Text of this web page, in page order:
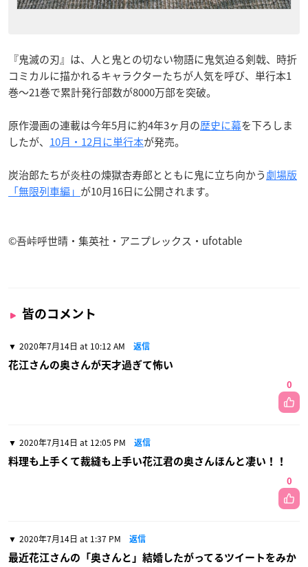
『鬼滅の刃』は、人と鬼との切ない物語に鬼気迫る剣戟、時折
コミカルに描かれるキャラクターたちが人気を呼び、単行本1
巻～21巻で累計発行部数が8000万部を突破。
原作漫画の連載は今年5月に約4年3ヶ月の歴史に幕を下ろしま
したが、 10月・12月に単行本が発売。
炭治郎たちが炎柱の煉獄杏寿郎とともに鬼に立ち向かう劇場版
「無限列車編」 が10月16日に公開されます。
©吾峠呼世晴・集英社・アニプレックス・ufotable
皆のコメント
2020年7月14日 at 10:12 AM 返信
花江さんの奥さんが天才過ぎて怖い
0
2020年7月14日 at 12:05 PM 返信
料理も上手くて裁縫も上手い花江君の奥さんほんと凄い！！
0
2020年7月14日 at 1:37 PM 返信
最近花江さんの「奥さんと」結婚したがってるツイートをみか